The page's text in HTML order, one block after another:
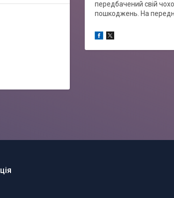
передбачений свій
пошкоджень. На